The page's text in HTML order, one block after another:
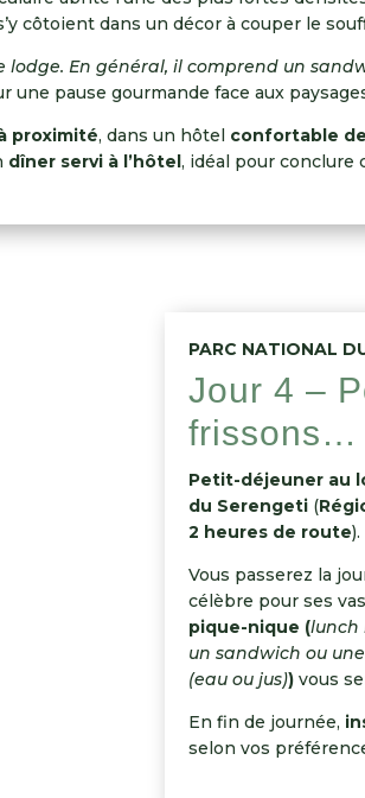
côtoient dans un décor à couper le
En général, il comprend un
une pause gourmande face aux
proximité, dans un hôtel confortable
dîner servi à l’hôtel, idéal pour conclure
PARC NATIONAL
Jour 4 –
frissons…
Petit-déjeuner au
du Serengeti (
2 heures de route).
Vous passerez la
célèbre pour ses
pique-nique (lunch
un sandwich ou
(eau ou jus)) vous
En fin de journée,
selon vos